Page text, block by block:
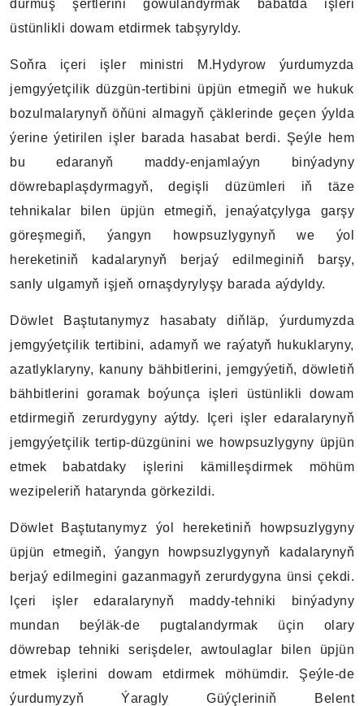
durmuş şertlerini gowulandyrmak babatda işleri
üstünlikli dowam etdirmek tabşyryldy.
Soňra içeri işler ministri M.Hydyrow ýurdumyzda
jemgyýetçilik düzgün-tertibini üpjün etmegiň we hukuk
bozulmalarynyň öňüni almagyň çäklerinde geçen ýylda
ýerine ýetirilen işler barada hasabat berdi. Şeýle hem
bu edaranyň maddy-enjamlaýyn binýadyny
döwrebaplaşdyrmagyň, degişli düzümleri iň täze
tehnikalar bilen üpjün etmegiň, jenaýatçylyga garşy
göreşmegiň, ýangyn howpsuzlygynyň we ýol
hereketiniň kadalarynyň berjaý edilmeginiň barşy,
sanly ulgamyň işjeň ornaşdyrylyşy barada aýdyldy.
Döwlet Baştutanymyz hasabaty diňläp, ýurdumyzda
jemgyýetçilik tertibini, adamyň we raýatyň hukuklaryny,
azatlyklaryny, kanuny bähbitlerini, jemgyýetiň, döwletiň
bähbitlerini goramak boýunça işleri üstünlikli dowam
etdirmegiň zerurdygyny aýtdy. Içeri işler edaralarynyň
jemgyýetçilik tertip-düzgünini we howpsuzlygyny üpjün
etmek babatdaky işlerini kämilleşdirmek möhüm
wezipeleriň hatarynda görkezildi.
Döwlet Baştutanymyz ýol hereketiniň howpsuzlygyny
üpjün etmegiň, ýangyn howpsuzlygynyň kadalarynyň
berjaý edilmegini gazanmagyň zerurdygyna ünsi çekdi.
Içeri işler edaralarynyň maddy-tehniki binýadyny
mundan beýläk-de pugtalandyrmak üçin olary
döwrebap tehniki serişdeler, awtoulaglar bilen üpjün
etmek işlerini dowam etdirmek möhümdir. Şeýle-de
ýurdumyzyň Ýaragly Güýçleriniň Belent